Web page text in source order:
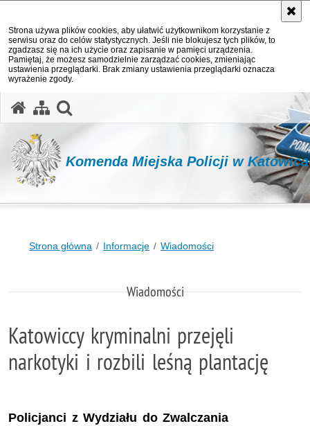
Strona używa plików cookies, aby ułatwić użytkownikom korzystanie z
serwisu oraz do celów statystycznych. Jeśli nie blokujesz tych plików, to
zgadzasz się na ich użycie oraz zapisanie w pamięci urządzenia.
Pamiętaj, że możesz samodzielnie zarządzać cookies, zmieniając
ustawienia przeglądarki. Brak zmiany ustawienia przeglądarki oznacza
wyrażenie zgody.
Komenda Miejska Policji w
Strona główna Informacje Wiadomości
Wiadomości
Katowiccy kryminalni przejęli
narkotyki i rozbili leśną plantację
Policjanci z Wydziału do Zwalczania